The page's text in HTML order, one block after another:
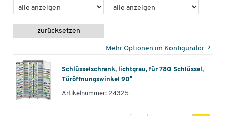
zurücksetzen
Mehr Optionen im Konfigurator
Schlüsselschrank, lichtgrau, für 780 Schlüssel,
Türöffnungswinkel 90°
Artikelnummer: 24325